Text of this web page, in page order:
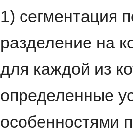
1) сегментация
разделение на
для каждой из
определенные
особенностями